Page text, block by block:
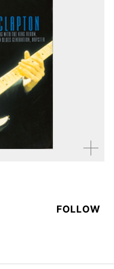
拡大す
FOLLOW